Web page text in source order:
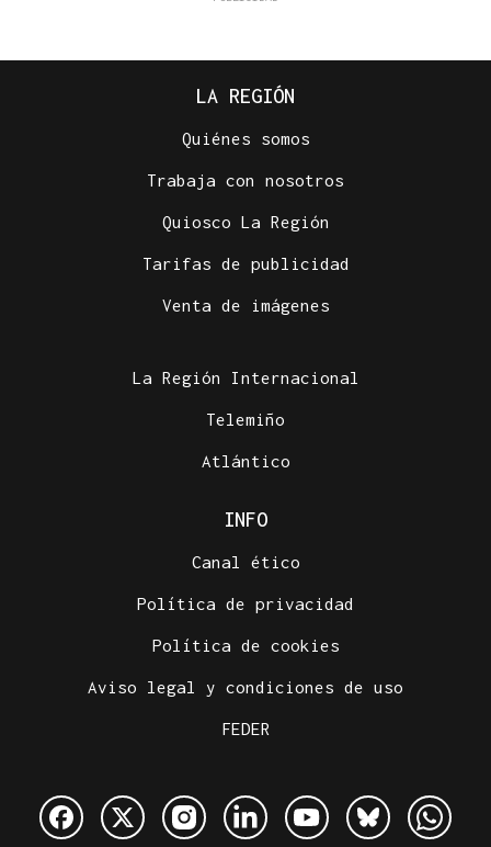
LA REGIÓN
Quiénes somos
Trabaja con nosotros
Quiosco La Región
Tarifas de publicidad
Venta de imágenes
La Región Internacional
Telemiño
Atlántico
INFO
Canal ético
Política de privacidad
Política de cookies
Aviso legal y condiciones de uso
FEDER